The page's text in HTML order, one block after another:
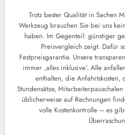
Trotz bester Qualität in Sachen
Werkzeug brauchen Sie bei uns
haben. Im Gegenteil: günstiger
Preisvergleich zeigt. Dafür
Festpreisgarantie. Unsere
immer ‚alles inklusive‘. Alle
enthalten, die Anfahrtskosten,
Stundensätze,
üblicherweise auf Rechnungen
volle Kostenkontrolle – es